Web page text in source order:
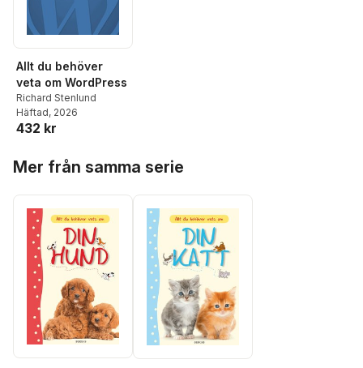
Allt du behöver
veta om WordPress
Richard Stenlund
Häftad, 2026
432 kr
Mer från samma serie